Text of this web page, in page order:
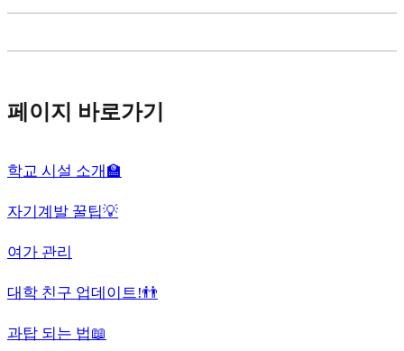
페이지 바로가기
학교 시설 소개🏫
자기계발 꿀팁💡
여가 관리
대학 친구 업데이트!👬
과탑 되는 법📖